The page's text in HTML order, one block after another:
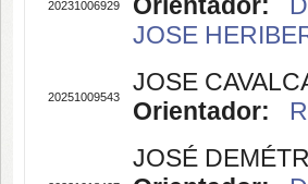
20231006929
JOSE
20251009543
JOSE
Orientador:
JOSÉ